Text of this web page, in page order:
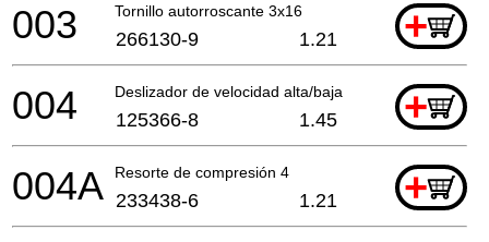
Tornillo autorroscante 3x16 +
003 266130-9 1.21
Deslizador de velocidad alta/baja +
004 125366-8 1.45
Resorte de compresión 4 +
004A 233438-6 1.21